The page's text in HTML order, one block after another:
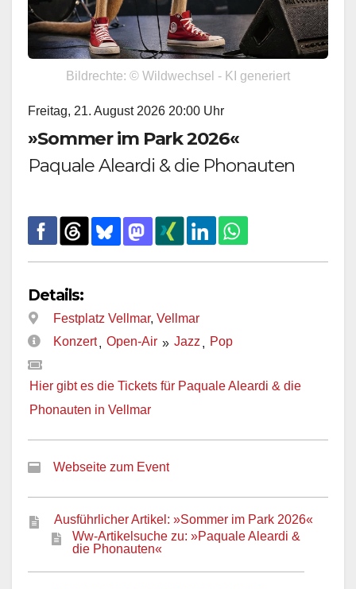
Bildrechte: © Wildwechsel - KI generiert
Freitag, 21. August 2026 20:00 Uhr
»Sommer im Park 2026«
Paquale Aleardi & die Phonauten
Details:
Festplatz Vellmar, Vellmar
Konzert, Open-Air » Jazz , Pop
Hier gibt es die Tickets für Paquale Aleardi & die
Phonauten in Vellmar
Webseite zum Event
Ausführlicher Artikel: »Sommer im Park 2026«
Ww-Artikelsuche zu: »Paquale Aleardi &
die Phonauten«